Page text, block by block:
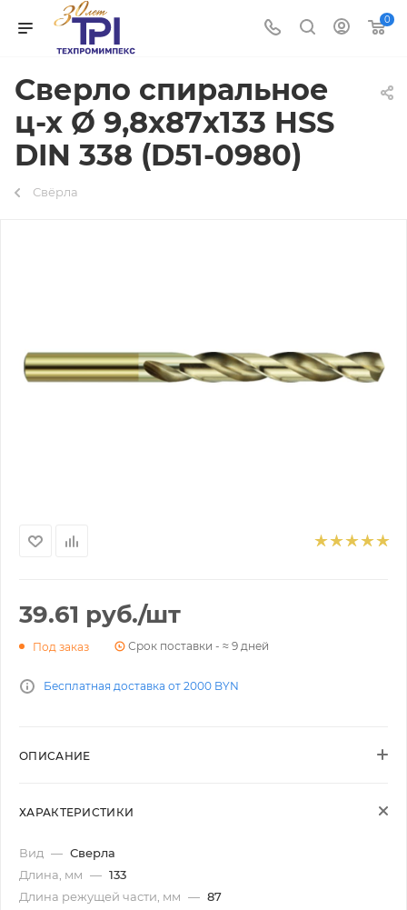
0
Сверло спиральное
ц-х Ø 9,8х87х133 HSS
DIN 338 (D51-0980)
Свёрла
39.61 руб./шт
Под заказ Срок поставки - ≈ 9 дней
Бесплатная доставка от 2000 BYN
ОПИСАНИЕ
ХАРАКТЕРИСТИКИ
Вид — Сверла
Длина, мм — 133
Длина режущей части, мм — 87